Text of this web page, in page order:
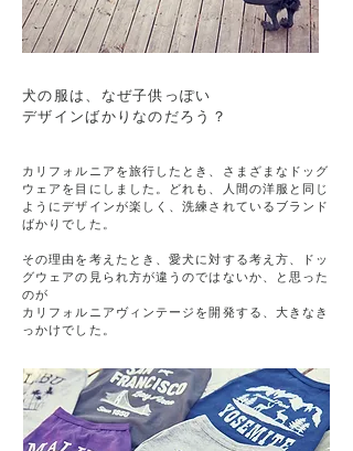
犬の服は、なぜ子供っぽい
デザインばかりなのだろう？
カリフォルニアを旅行したとき、さまざまなドッグ
ウェアを目にしました。どれも、人間の洋服と同じ
ようにデザインが楽しく、洗練されているブランド
ばかりでした。
その理由を考えたとき、愛犬に対する考え方、ドッ
グウェアの見られ方が違うのではないか、と思った
のが
カリフォルニアヴィンテージを開発する、大きなき
っかけでした。